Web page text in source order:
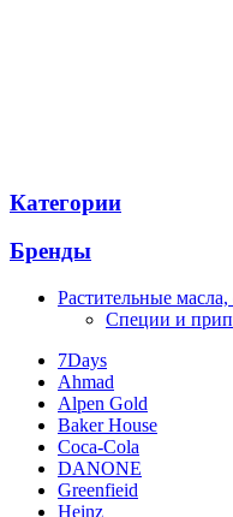
Категории
Бренды
Растительные
Специи и
7Days
Ahmad
Alpen Gold
Baker House
Coca-Cola
DANONE
Greenfieid
Heinz